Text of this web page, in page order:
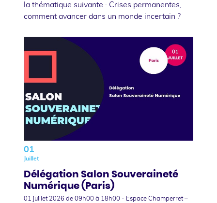
la thématique suivante : Crises permanentes,
comment avancer dans un monde incertain ?
01
Juillet
Délégation Salon Souveraineté
Numérique (Paris)
01 juillet 2026 de 09h00 à 18h00 - Espace Champerret –